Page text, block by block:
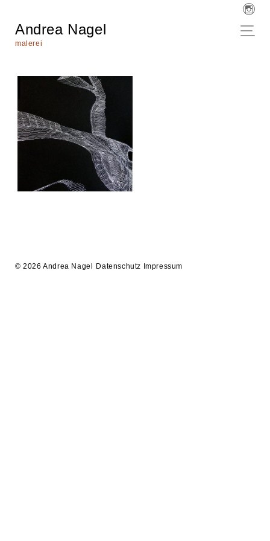
Andrea Nagel
malerei
© 2026 Andrea Nagel Datenschutz Impressum